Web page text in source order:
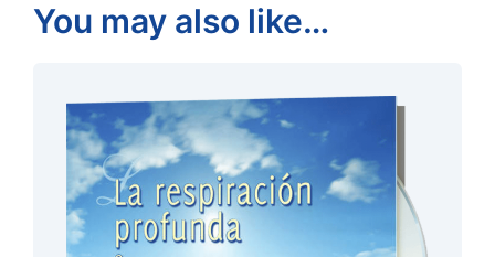
You may also like…